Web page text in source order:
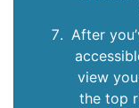
After
view
the top